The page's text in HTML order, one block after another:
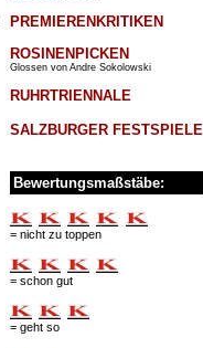
PREMIERENKRITIKEN
ROSINENPICKEN
Glossen von Andre Sokolowski
RUHRTRIENNALE
SALZBURGER FESTSPIELE
Bewertungsmaßstäbe:
= nicht zu toppen
= schon gut
= geht so